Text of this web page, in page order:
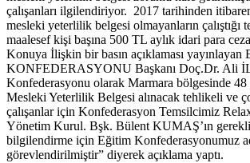
çalışanları ilgilendiriyor. 2017 tarihinden
mesleki yeterlilik belgesi olmayanların çalıştığı
maalesef kişi başına 500 TL aylık idari para
Konuya İlişkin bir basın açıklaması
KONFEDERASYONU Başkanı Doç.Dr. Ali
Konfederasyonu olarak Marmara bölgesinde
Mesleki Yeterlilik Belgesi alınacak tehlikeli ve
çalışanlar için Konfederasyon Temsilcimiz
Yönetim Kurul. Bşk. Bülent KUMAŞ’ın
bilgilendirme için Eğitim Konfederasyonumuz
görevlendirilmiştir” diyerek açıklama yaptı.